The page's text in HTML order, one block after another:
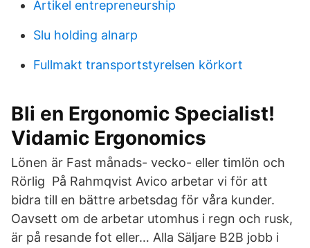
Artikel entrepreneurship
Slu holding alnarp
Fullmakt transportstyrelsen körkort
Bli en Ergonomic Specialist!
Vidamic Ergonomics
Lönen är Fast månads- vecko- eller timlön och
Rörlig På Rahmqvist Avico arbetar vi för att
bidra till en bättre arbetsdag för våra kunder.
Oavsett om de arbetar utomhus i regn och rusk,
är på resande fot eller… Alla Säljare B2B jobb i